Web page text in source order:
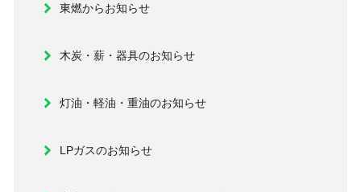
東燃からお知らせ
木炭・薪・器具のお知らせ
灯油・軽油・重油のお知らせ
LPガスのお知らせ